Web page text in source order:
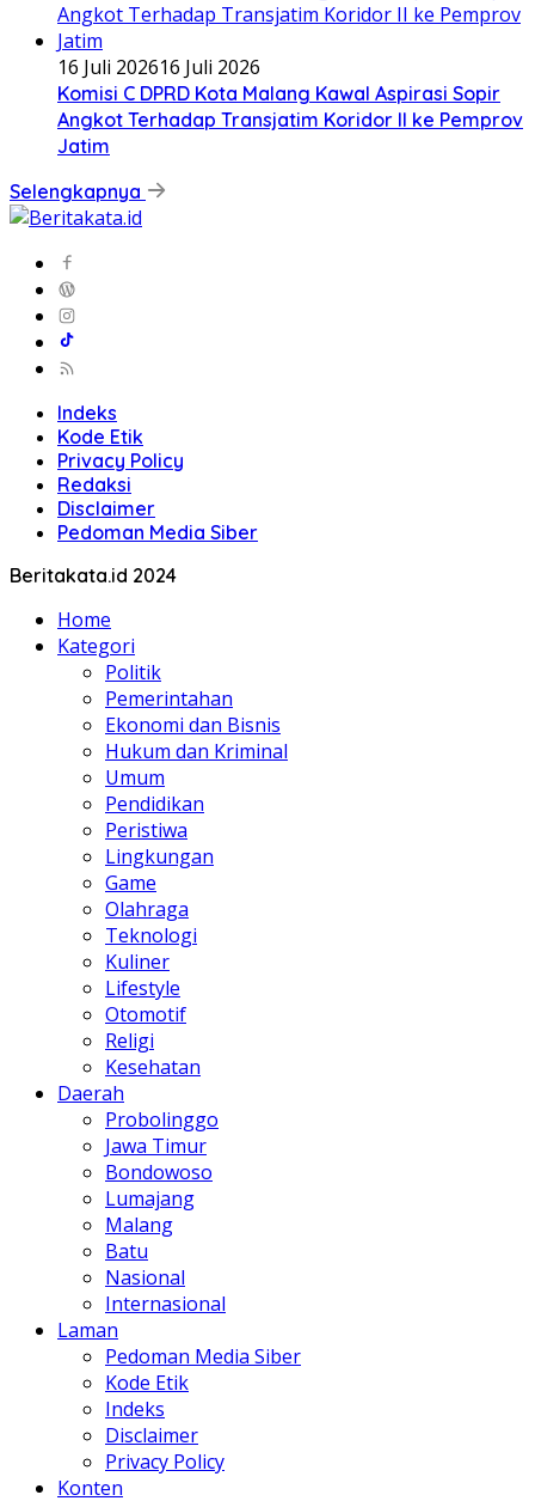
16 Juli 202616 Juli 2026
Komisi C DPRD Kota Malang Kawal Aspirasi Sopir
Angkot Terhadap Transjatim Koridor II ke Pemprov
Jatim
Selengkapnya
Indeks
Kode Etik
Privacy Policy
Redaksi
Disclaimer
Pedoman Media Siber
Beritakata.id 2024
Home
Kategori
Politik
Pemerintahan
Ekonomi dan Bisnis
Hukum dan Kriminal
Umum
Pendidikan
Peristiwa
Lingkungan
Game
Olahraga
Teknologi
Kuliner
Lifestyle
Otomotif
Religi
Kesehatan
Daerah
Probolinggo
Jawa Timur
Bondowoso
Lumajang
Malang
Batu
Nasional
Internasional
Laman
Pedoman Media Siber
Kode Etik
Indeks
Disclaimer
Privacy Policy
Konten